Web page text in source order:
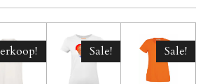
Sale! Sale!